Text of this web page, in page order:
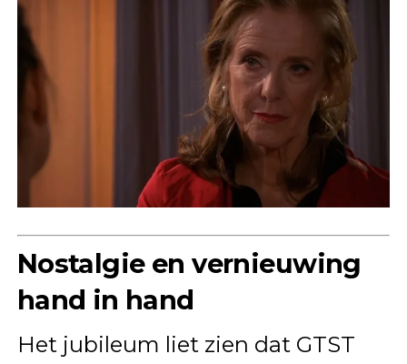
Nostalgie en vernieuwing
hand in hand
Het jubileum liet zien dat GTST